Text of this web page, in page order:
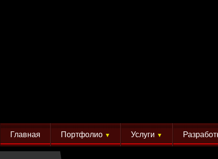
Главная Портфолио ▼ Услуги ▼